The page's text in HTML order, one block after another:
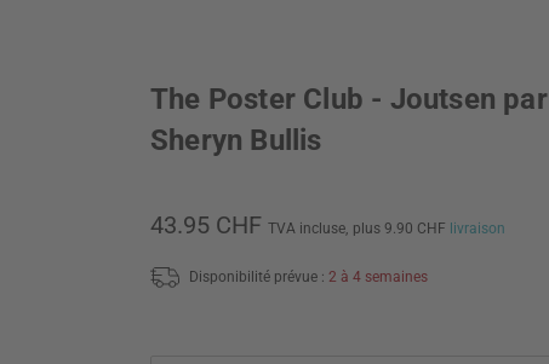
The Poster Club - Joutsen par
Sheryn Bullis
43.95 CHF TVA incluse, plus 9.90 CHF livraison
Disponibilité prévue : 2 à 4 semaines